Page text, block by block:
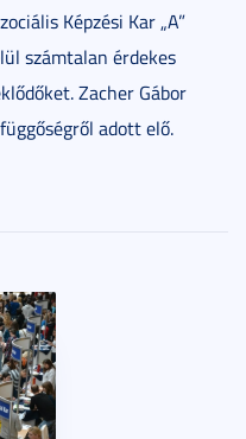
Képzési Kar „A”
számtalan érdekes
Zacher Gábor
adott elő.